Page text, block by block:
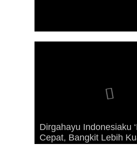
Dirgahayu Indonesiaku
Cepat, Bangkit Lebih
Advetorial Hari Raya
Hijriah
Kunjungan Presiden RI
Widodo ke Kaimana